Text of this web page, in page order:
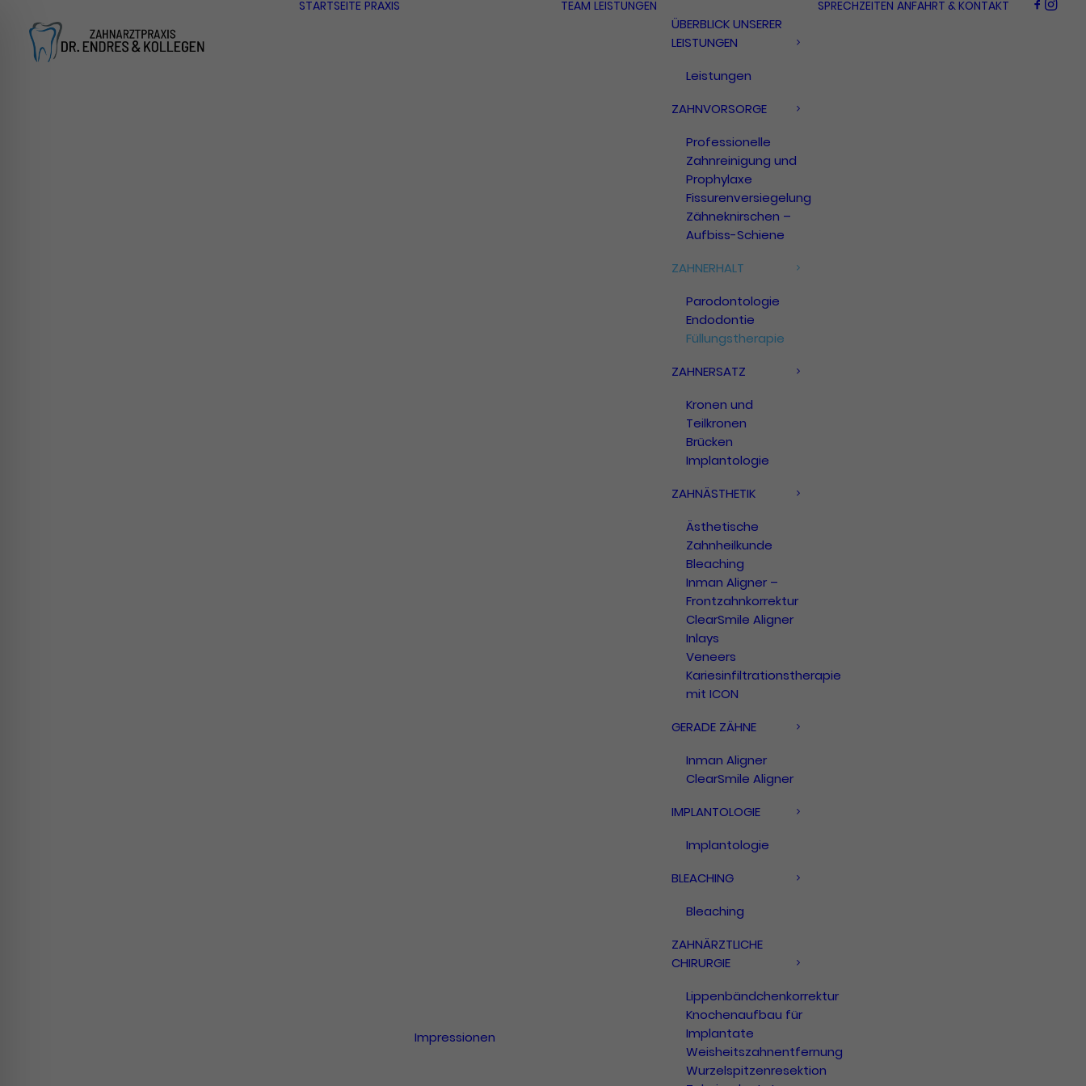
STARTSEITE PRAXIS
Impressionen
TEAM LEISTUNGEN
ÜBERBLICK UNSERER
LEISTUNGEN
Leistungen
ZAHNVORSORGE
Professionelle
Zahnreinigung und
Prophylaxe
Fissurenversiegelung
Zähneknirschen –
Aufbiss-Schiene
ZAHNERHALT
Parodontologie
Endodontie
Füllungstherapie
ZAHNERSATZ
Kronen und
Teilkronen
Brücken
Implantologie
ZAHNÄSTHETIK
Ästhetische
Zahnheilkunde
Bleaching
Inman Aligner –
Frontzahnkorrektur
ClearSmile Aligner
Inlays
Veneers
Kariesinfiltrationstherapie
mit ICON
GERADE ZÄHNE
Inman Aligner
ClearSmile Aligner
IMPLANTOLOGIE
Implantologie
BLEACHING
Bleaching
ZAHNÄRZTLICHE
CHIRURGIE
Lippenbändchenkorrektur
Knochenaufbau für
Implantate
Weisheitszahnentfernung
Wurzelspitzenresektion
SPRECHZEITEN ANFAHRT & KONTAKT